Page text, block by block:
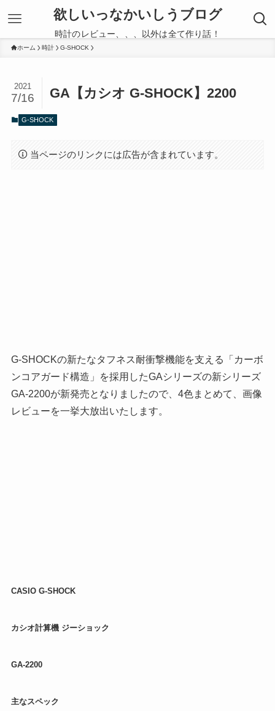
欲しいっなかいしうブログ
時計のレビュー、、、以外は全て作り話！
ホーム 時計 G-SHOCK
GA【カシオ G-SHOCK】2200
2021
7/16
G-SHOCK
当ページのリンクには広告が含まれています。
G-SHOCKの新たなタフネス耐衝撃機能を支える「カーボ
ンコアガード構造」を採用したGAシリーズの新シリーズ
GA-2200が新発売となりましたので、4色まとめて、画像
レビューを一挙大放出いたします。
CASIO G-SHOCK
カシオ計算機 ジーショック
GA-2200
主なスペック